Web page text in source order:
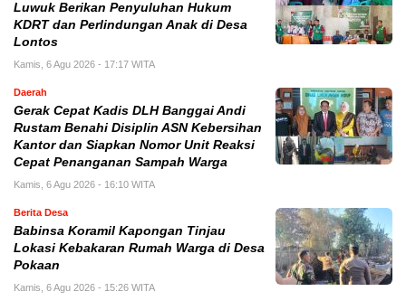
Luwuk Berikan Penyuluhan Hukum
KDRT dan Perlindungan Anak di Desa
Lontos
Kamis, 6 Agu 2026 - 17:17 WITA
Daerah
Gerak Cepat Kadis DLH Banggai Andi
Rustam Benahi Disiplin ASN Kebersihan
Kantor dan Siapkan Nomor Unit Reaksi
Cepat Penanganan Sampah Warga
Kamis, 6 Agu 2026 - 16:10 WITA
Berita Desa
Babinsa Koramil Kapongan Tinjau
Lokasi Kebakaran Rumah Warga di Desa
Pokaan
Kamis, 6 Agu 2026 - 15:26 WITA